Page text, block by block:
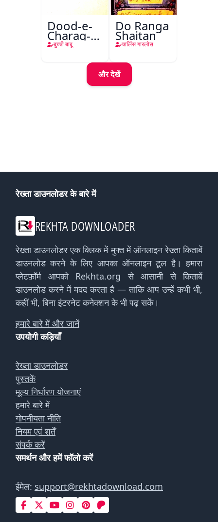
Dood-e-
Charag-e-
Mahfil
बुच्ची बाबू
Do Ranga
Shaitan
चार्लिस गारलोस
और देखें
रेख्ता डाउनलोडर के बारे में
REKHTA DOWNLOADER
रेख्ता डाउनलोडर एक क्लिक में मुफ्त में ऑनलाइन रेख्ता किताबें
डाउनलोड करने के लिए आपका ऑनलाइन टूल है। हमारा
प्लेटफ़ॉर्म आपको Rekhta.org से आसानी से किताबें
डाउनलोड करने में मदद करता है — ताकि आप उन्हें कभी भी,
कहीं भी, बिना इंटरनेट कनेक्शन के भी पढ़ सकें।
हमारे बारे में और जानें
उपयोगी कड़ियाँ
रेख्ता डाउनलोडर
पुस्तकें
मूल्य निर्धारण योजनाएं
हमारे बारे में
गोपनीयता नीति
नियम एवं शर्तें
संपर्क करें
समर्थन और हमें फॉलो करें
ईमेल: support@rekhtadownload.com